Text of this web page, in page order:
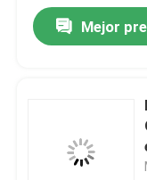
Mejor